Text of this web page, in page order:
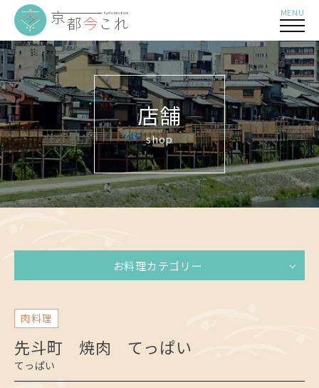
MENU
店舗
shop
お料理カテゴリー
肉料理
先斗町 焼肉 てっぱい
てっぱい